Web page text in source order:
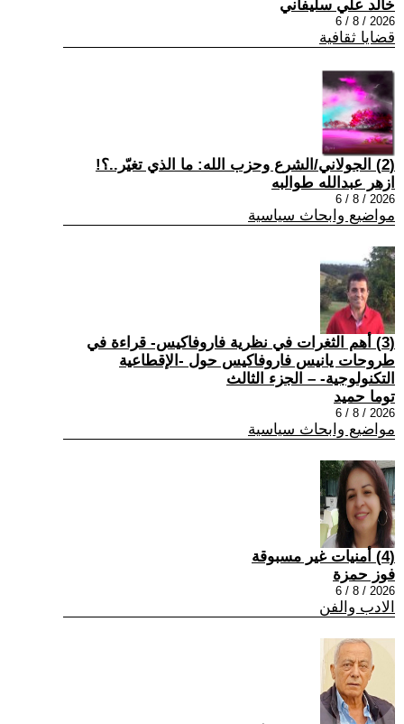
خالد علي سليفاني
2026 / 8 / 6
قضايا ثقافية
(2) الجولاني/الشرع وحزب الله: ما الذي تغيّر..؟!
ازهر عبدالله طوالبه
2026 / 8 / 6
مواضيع وابحاث سياسية
(3) أهم الثغرات في نظرية فاروفاكيس- قراءة في
طروحات يانيس فاروفاكيس حول -الإقطاعية
التكنولوجية- – الجزء الثالث
توما حميد
2026 / 8 / 6
مواضيع وابحاث سياسية
(4) أمنيات غير مسبوقة
فوز حمزة
2026 / 8 / 6
الادب والفن